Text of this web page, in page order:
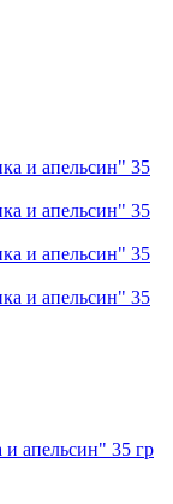
апельсин" 35 гр